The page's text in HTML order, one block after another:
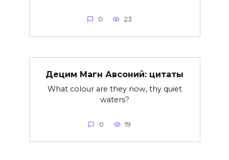
0 23
Децим Магн Авсоний: цитаты
What colour are they now, thy quiet
waters?
0 19